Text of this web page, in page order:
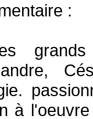
:
grands
à